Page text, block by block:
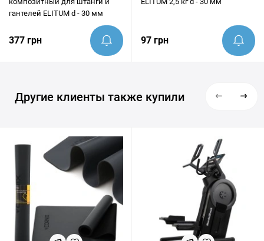
гантелей ELITUM d - 30 мм
377 грн 97 грн
Другие клиенты также купили